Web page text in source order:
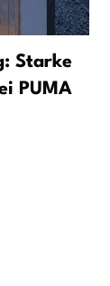
Starke
PUMA